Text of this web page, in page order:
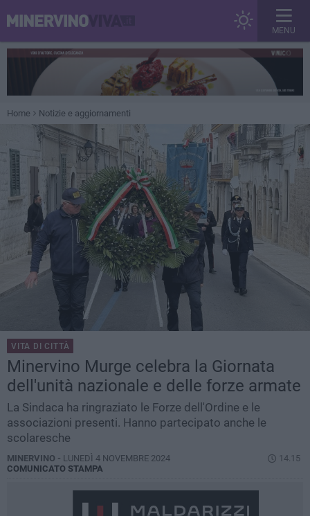
MENU
Home Notizie e aggiornamenti
VITA DI CITTÀ
Minervino Murge celebra la Giornata
dell'unità nazionale e delle forze armate
La Sindaca ha ringraziato le Forze dell'Ordine e le
associazioni presenti. Hanno partecipato anche le
scolaresche
MINERVINO - LUNEDÌ 4 NOVEMBRE 2024
14.15
COMUNICATO STAMPA